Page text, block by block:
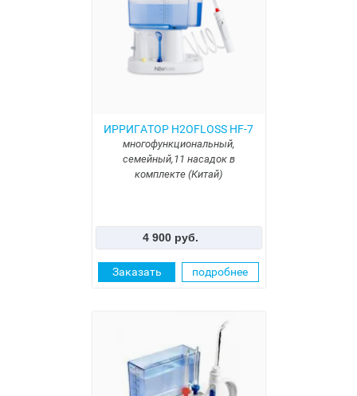
ИРРИГАТОР H2OFLOSS HF-7
многофункциональный,
семейный,11 насадок в
комплекте (Китай)
4 900 руб.
Заказать подробнее